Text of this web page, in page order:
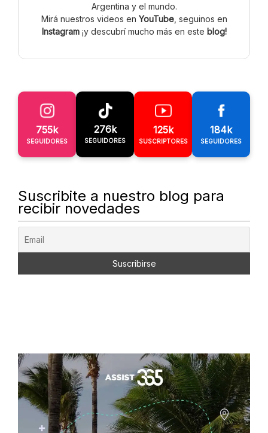
Argentina y el mundo.
Mirá nuestros videos en YouTube, seguinos en
Instagram¡y descubrí mucho más en este blog!
755k
SEGUIDORES
276k
SEGUIDORES
125k
SUSCRIPTORES
184k
SEGUIDORES
Suscribite a nuestro blog para
recibir novedades